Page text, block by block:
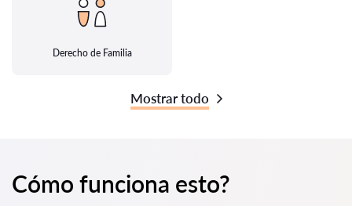
Derecho de Familia
Mostrar todo
Cómo funciona esto?